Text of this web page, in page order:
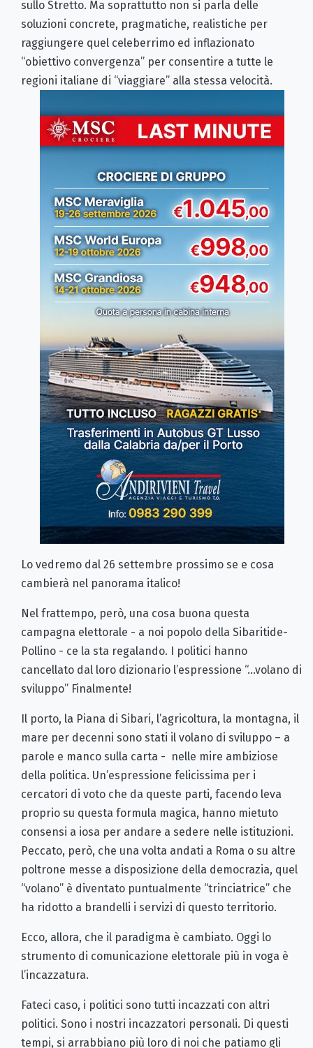
sullo Stretto. Ma soprattutto non si parla delle
soluzioni concrete, pragmatiche, realistiche per
raggiungere quel celeberrimo ed inflazionato
“obiettivo convergenza” per consentire a tutte le
regioni italiane di “viaggiare” alla stessa velocità.
Lo vedremo dal 26 settembre prossimo se e cosa
cambierà nel panorama italico!
Nel frattempo, però, una cosa buona questa
campagna elettorale - a noi popolo della Sibaritide-
Pollino - ce la sta regalando. I politici hanno
cancellato dal loro dizionario l’espressione “…volano di
sviluppo” Finalmente!
Il porto, la Piana di Sibari, l’agricoltura, la montagna, il
mare per decenni sono stati il volano di sviluppo – a
parole e manco sulla carta - nelle mire ambiziose
della politica. Un’espressione felicissima per i
cercatori di voto che da queste parti, facendo leva
proprio su questa formula magica, hanno mietuto
consensi a iosa per andare a sedere nelle istituzioni.
Peccato, però, che una volta andati a Roma o su altre
poltrone messe a disposizione della democrazia, quel
“volano” è diventato puntualmente “trinciatrice” che
ha ridotto a brandelli i servizi di questo territorio.
Ecco, allora, che il paradigma è cambiato. Oggi lo
strumento di comunicazione elettorale più in voga è
l’incazzatura.
Fateci caso, i politici sono tutti incazzati con altri
politici. Sono i nostri incazzatori personali. Di questi
tempi, si arrabbiano più loro di noi che patiamo gli